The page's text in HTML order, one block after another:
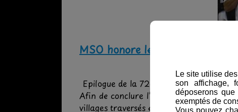
MSO honore les signaleurs du
Epilogue de la 72ème édition
Afin de conclure l’édition 2018 du
villages traversés et récompensé les
Le site utilise
son affichage,
déposerons
exemptés de
Vous pouvez